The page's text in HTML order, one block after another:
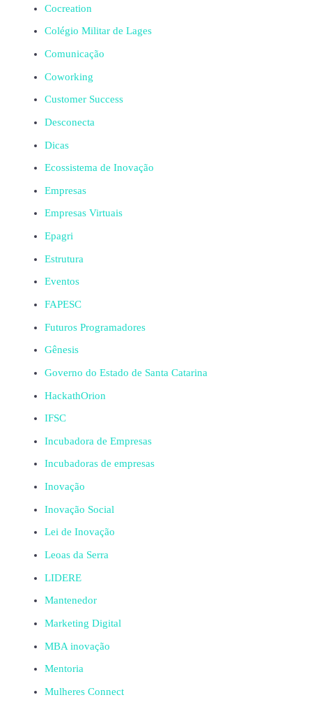
Cocreation
Colégio Militar de Lages
Comunicação
Coworking
Customer Success
Desconecta
Dicas
Ecossistema de Inovação
Empresas
Empresas Virtuais
Epagri
Estrutura
Eventos
FAPESC
Futuros Programadores
Gênesis
Governo do Estado de Santa Catarina
HackathOrion
IFSC
Incubadora de Empresas
Incubadoras de empresas
Inovação
Inovação Social
Lei de Inovação
Leoas da Serra
LIDERE
Mantenedor
Marketing Digital
MBA inovação
Mentoria
Mulheres Connect